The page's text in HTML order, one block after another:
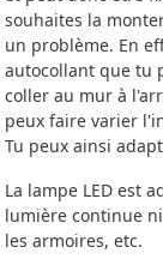
souhaites la
un problème. En
autocollant que tu
coller au mur à
peux faire varier
Tu peux ainsi
La lampe LED est
lumière continue
les armoires, etc.